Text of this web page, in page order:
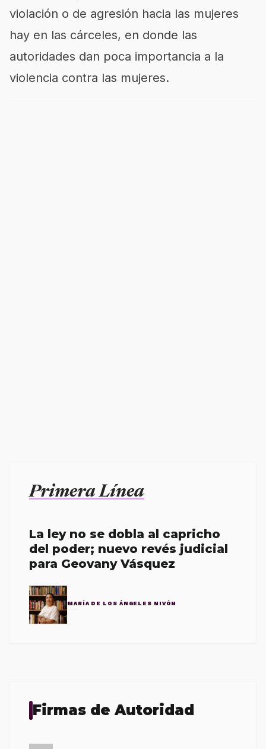
violación o de agresión hacia las mujeres
hay en las cárceles, en donde las
autoridades dan poca importancia a la
violencia contra las mujeres.
Primera Línea
La ley no se dobla al capricho
del poder; nuevo revés judicial
para Geovany Vásquez
MARÍA DE LOS ÁNGELES NIVÓN
Firmas de Autoridad